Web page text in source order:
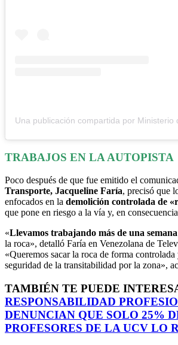
TRABAJOS EN LA AUTOPISTA
Poco después de que fue emitido el
Transporte, Jacqueline Faría, precisó que
enfocados en la demolición controlada de
que pone en riesgo a la vía y, en
«Llevamos trabajando más de una semana
la roca», detalló Faría en Venezolana de
«Queremos sacar la roca de forma
seguridad de la transitabilidad por la zona»,
TAMBIÉN TE PUEDE
RESPONSABILIDAD
DENUNCIAN QUE SOLO 25%
PROFESORES DE LA UCV LO